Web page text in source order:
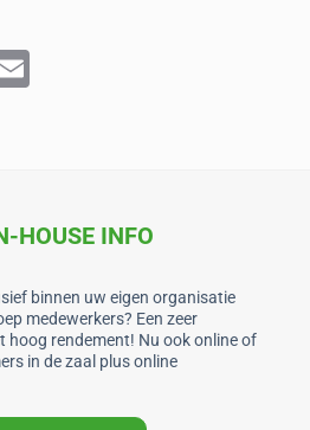
HOUSE INFO
binnen uw eigen organisatie
medewerkers? Een zeer
hoog rendement! Nu ook online of
in de zaal plus online